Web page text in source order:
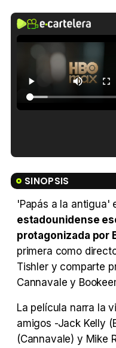
SINOPSIS
'Papás a la antigua'
estadounidense
protagonizada por
primera como
Tishler y comparte
Cannavale y
La película narra la
amigos -Jack Kelly
(Cannavale) y Mike